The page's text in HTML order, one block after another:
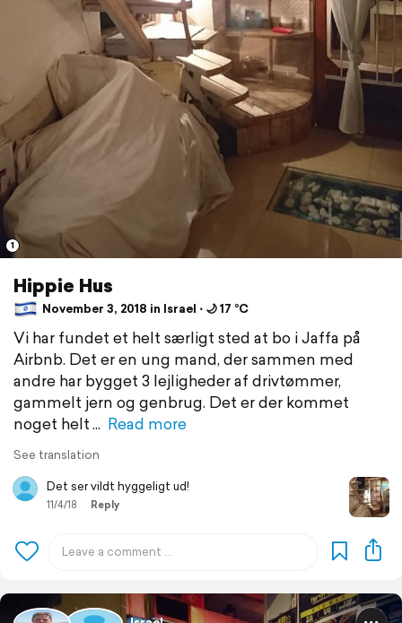
1
Hippie Hus
November 3, 2018 in Israel ⋅ 🌙 17 °C
Vi har fundet et helt særligt sted at bo i Jaffa på
Airbnb. Det er en ung mand, der sammen med
andre har bygget 3 lejligheder af drivtømmer,
gammelt jern og genbrug. Det er der kommet
noget helt
Read more
See translation
Det ser vildt hyggeligt ud!
11/4/18 Reply